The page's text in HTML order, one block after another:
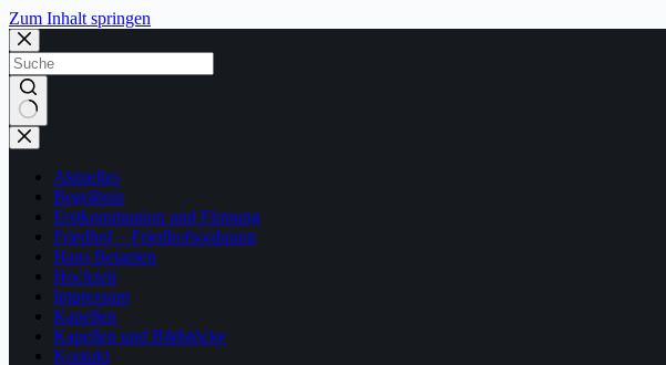
Zum Inhalt springen
Keine
Ergebnisse
Aktuelles
Begräbnis
Erstkommunion und Firmung
Friedhof – Friedhofsordnung
Haus Betanien
Hochzeit
Impressum
Kapellen
Kapellen und Bildstöcke
Kontakt